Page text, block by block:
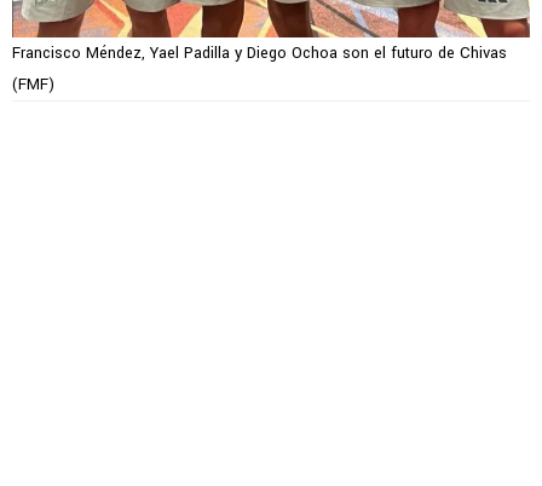
Francisco Méndez, Yael Padilla y Diego Ochoa son el futuro de Chivas
(FMF)